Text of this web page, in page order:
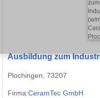
Ausbildung zum
Plochingen, 73207
Firma:CeramTec GmbH